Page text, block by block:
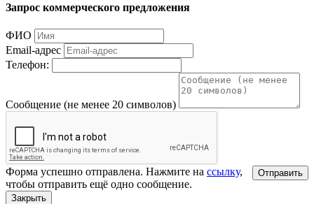
Запрос коммерческого предложения
ФИО
Email-адрес
Телефон:
Сообщение (не менее 20 символов)
Отправить
Форма успешно отправлена. Нажмите на ссылку,
чтобы отправить ещё одно сообщение.
Закрыть